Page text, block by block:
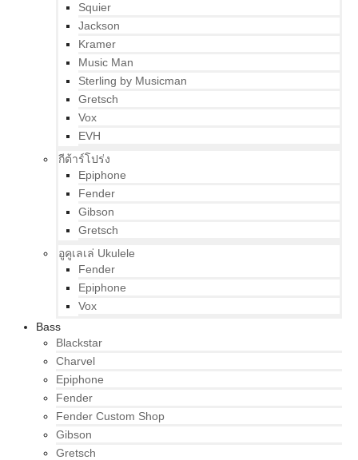
Squier
Jackson
Kramer
Music Man
Sterling by Musicman
Gretsch
Vox
EVH
กีต้าร์โปร่ง
Epiphone
Fender
Gibson
Gretsch
อูคูเลเล่ Ukulele
Fender
Epiphone
Vox
Bass
Blackstar
Charvel
Epiphone
Fender
Fender Custom Shop
Gibson
Gretsch